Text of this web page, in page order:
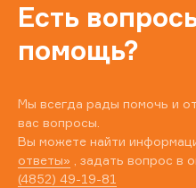
Есть
помощь?
Мы всегда рады помочь и
вас вопросы.
Вы можете найти
ответы» , задать вопрос в
(4852) 49-19-81